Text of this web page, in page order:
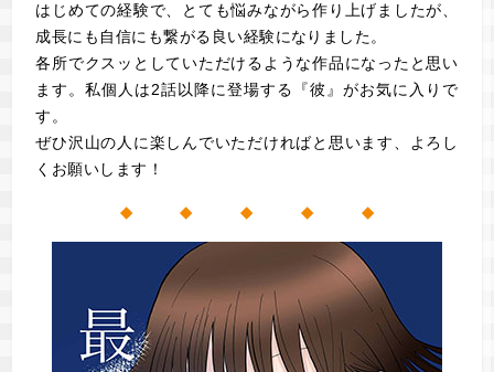
はじめての経験で、とても悩みながら作り上げましたが、
成長にも自信にも繋がる良い経験になりました。
各所でクスッとしていただけるような作品になったと思い
ます。私個人は2話以降に登場する『彼』がお気に入りで
す。
ぜひ沢山の人に楽しんでいただければと思います、よろし
くお願いします！
◆ ◆ ◆ ◆ ◆